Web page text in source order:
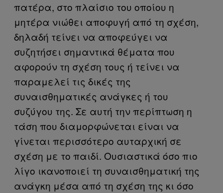
πατέρα, στο πλαίσιο του οποίου η
μητέρα νιώθει αποφυγή από τη σχέση,
δηλαδή τείνει να αποφεύγει να
συζητήσει σημαντικά θέματα που
αφορούν τη σχέση τους ή τείνει να
παραμελεί τις δικές της
συναισθηματικές ανάγκες ή του
συζύγου της. Σε αυτή την περίπτωση η
τάση που διαμορφώνεται είναι να
γίνεται περισσότερο αυταρχική σε
σχέση με το παιδί. Ουσιαστικά όσο πιο
λίγο ικανοποιεί τη συναισθηματική της
ανάγκη μέσα από τη σχέση της κι όσο